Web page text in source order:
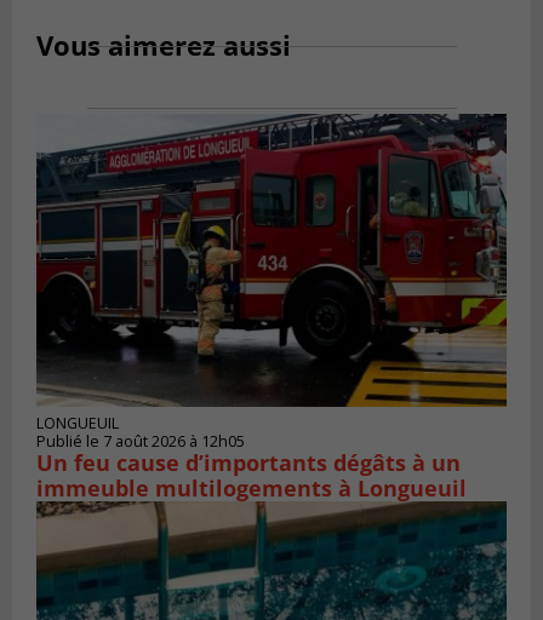
Vous aimerez aussi
LONGUEUIL
Publié le 7 août 2026 à 12h05
Un feu cause d’importants dégâts à un
immeuble multilogements à Longueuil